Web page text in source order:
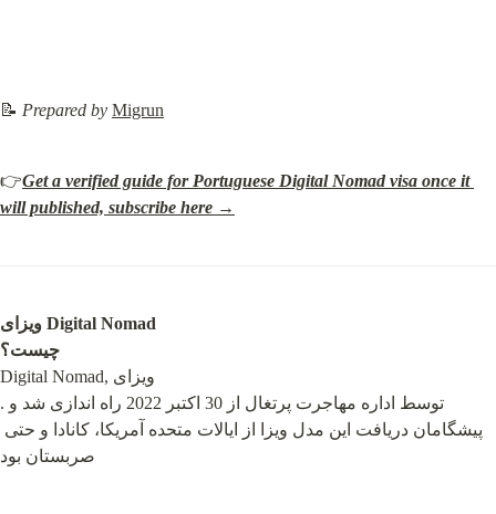
📝 Prepared by Migrun
👉Get a verified guide for Portuguese Digital Nomad visa once it
will published, subscribe here →
ویزای Digital Nomad
چیست؟
Digital Nomad, ویزای
.توسط اداره مهاجرت پرتغال از 30 اکتبر 2022 راه اندازی شد و
صربستان بود